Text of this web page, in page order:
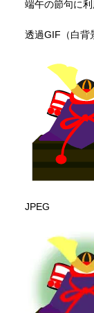
端午の節句に
透過GIF（白背
JPEG